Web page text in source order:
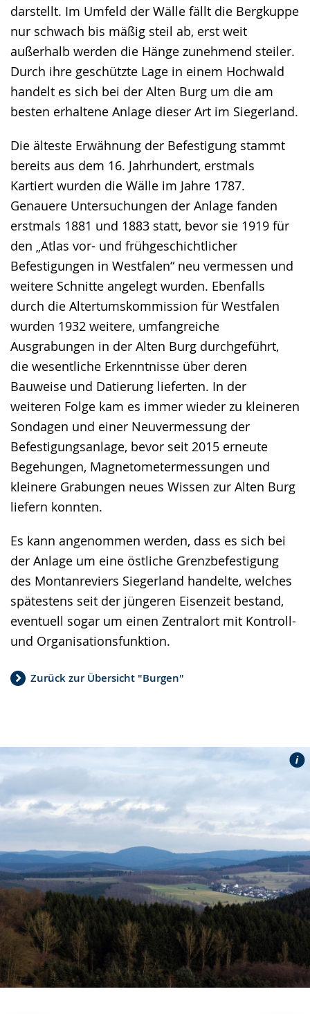
darstellt. Im Umfeld der Wälle fällt die Bergkuppe
nur schwach bis mäßig steil ab, erst weit
außerhalb werden die Hänge zunehmend steiler.
Durch ihre geschützte Lage in einem Hochwald
handelt es sich bei der Alten Burg um die am
besten erhaltene Anlage dieser Art im Siegerland.
Die älteste Erwähnung der Befestigung stammt
bereits aus dem 16. Jahrhundert, erstmals
Kartiert wurden die Wälle im Jahre 1787.
Genauere Untersuchungen der Anlage fanden
erstmals 1881 und 1883 statt, bevor sie 1919 für
den „Atlas vor- und frühgeschichtlicher
Befestigungen in Westfalen“ neu vermessen und
weitere Schnitte angelegt wurden. Ebenfalls
durch die Altertumskommission für Westfalen
wurden 1932 weitere, umfangreiche
Ausgrabungen in der Alten Burg durchgeführt,
die wesentliche Erkenntnisse über deren
Bauweise und Datierung lieferten. In der
weiteren Folge kam es immer wieder zu kleineren
Sondagen und einer Neuvermessung der
Befestigungsanlage, bevor seit 2015 erneute
Begehungen, Magnetometermessungen und
kleinere Grabungen neues Wissen zur Alten Burg
liefern konnten.
Es kann angenommen werden, dass es sich bei
der Anlage um eine östliche Grenzbefestigung
des Montanreviers Siegerland handelte, welches
spätestens seit der jüngeren Eisenzeit bestand,
eventuell sogar um einen Zentralort mit Kontroll-
und Organisationsfunktion.
Zurück zur Übersicht "Burgen"